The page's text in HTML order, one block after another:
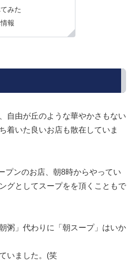
みた
報
自由が丘のような華やかさもない
着いた良いお店も散在していま
プンのお店、朝8時からやってい
グとしてスープをを頂くこともで
粥」代わりに「朝スープ」はいか
いました。(笑